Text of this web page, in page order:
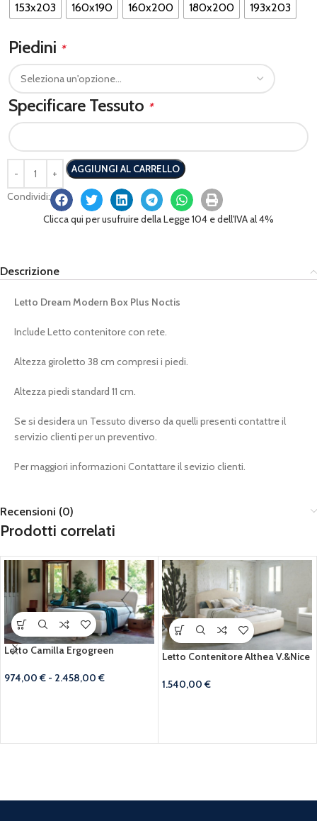
153x203
160x190 160x200 180x200 193x203
Piedini *
Specificare Tessuto *
AGGIUNGI AL CARRELLO
Condividi:
Clicca qui per usufruire della Legge 104 e dell'IVA al 4%
Descrizione
Letto Dream Modern Box Plus Noctis
Include Letto contenitore con rete.
Altezza giroletto 38 cm compresi i piedi.
Altezza piedi standard 11 cm.
Se si desidera un Tessuto diverso da quelli presenti contattre il
servizio clienti per un preventivo.
Per maggiori informazioni Contattare il sevizio clienti.
Recensioni (0)
Prodotti correlati
Letto Camilla Ergogreen
974,00€ - 2.458,00€
Letto Contenitore Althea V.&Nice
1.540,00€